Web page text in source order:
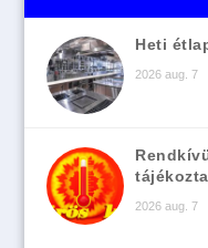
Heti
2026 aug. 7
2026 aug. 7